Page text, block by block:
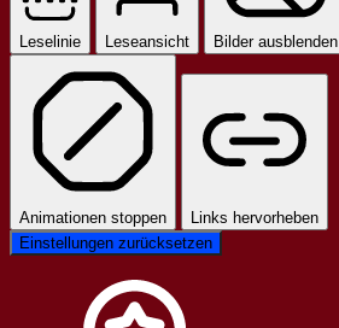
Leselinie Leseansicht Bilder ausblenden
Animationen stoppen
Links hervorheben
Einstellungen zurücksetzen